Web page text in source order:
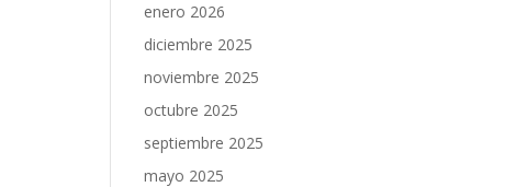
enero 2026
diciembre 2025
noviembre 2025
octubre 2025
septiembre 2025
mayo 2025